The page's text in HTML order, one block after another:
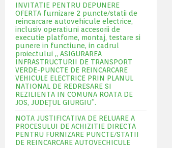
INVITATIE PENTRU DEPUNERE
OFERTA furnizare 2 puncte/statii de
reincarcare autovehicule electrice,
inclusiv operatiuni accesorii de
executie platfome, montaj, testare si
punere in functiune, in cadrul
proiectului „ ASIGURAREA
INFRASTRUCTURII DE TRANSPORT
VERDE-PUNCTE DE REINCARCARE
VEHICULE ELECTRICE PRIN PLANUL
NATIONAL DE REDRESARE SI
REZILIENTA IN COMUNA ROATA DE
JOS, JUDEŢUL GIURGIU”.
NOTA JUSTIFICATIVA DE RELUARE A
PROCESULUI DE ACHIZITIE DIRECTA
PENTRU FURNIZARE PUNCTE/STATII
DE REINCARCARE AUTOVECHICULE